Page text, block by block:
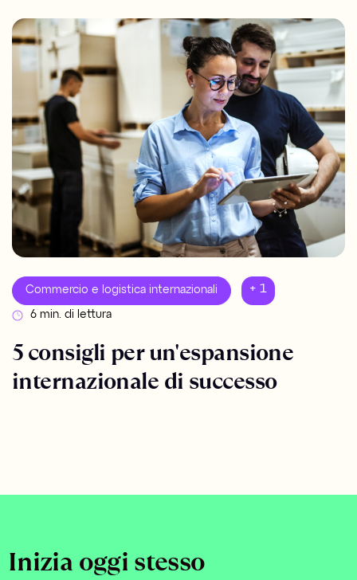
Commercio e logistica internazionali + 1
6 min. di lettura
5 consigli per un'espansione
internazionale di successo
Inizia oggi stesso